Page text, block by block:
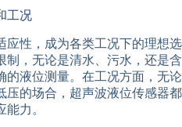
工况
应性，成为各类工况下的理想选
制，无论是清水、污水，还是含
的液位测量。在工况方面，无论
压的场合，超声波液位传感器都
力。